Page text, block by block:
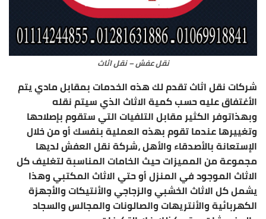
نقل عفش – نقل اثاث
شركات نقل اثاث تقدم لك هذه الخدمات بمقابل مادي يتم
الأغتفاق عليه حسب كمية الاثاث الذي سيتم نقله
وبهذاتوفر الكثير مقابل التلفيات التي ستقوم بإصلاحها
وتغييرها عندما تقوم بهذه العملية بنفسك أو من خلال
الإستعانة بالأصدقاء والأهل ،شركة نقل العفش لديها
مجموعة من المميزات حيث الخامات المناسبة لتغليف كل
الاثاث الموجود في المنزل أو حتي الاثاث المكتبي وهذا
يشمل كل الاثاث الخشبي والزجاجي والأنتيكات والأجهزة
الكهربائية والأنتريهات والصالونات والمجالس والسجاد